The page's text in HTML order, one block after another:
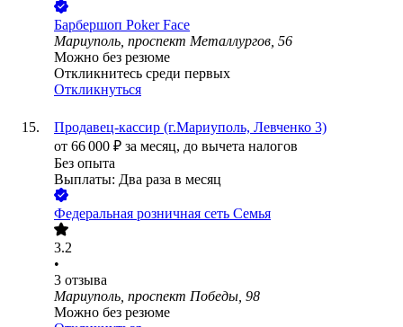
Барбершоп Poker Face
Мариуполь, проспект Металлургов, 56
Можно без резюме
Откликнитесь среди первых
Откликнуться
Продавец-кассир (г.Мариуполь, Левченко 3)
от 66 000 ₽ за месяц, до вычета налогов
Без опыта
Выплаты: Два раза в месяц
Федеральная розничная сеть Семья
3.2
•
3 отзыва
Мариуполь, проспект Победы, 98
Можно без резюме